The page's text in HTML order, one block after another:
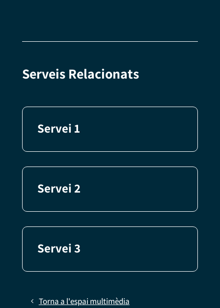
Serveis Relacionats
Servei 1
Servei 2
Servei 3
Torna a l'espai multimèdia